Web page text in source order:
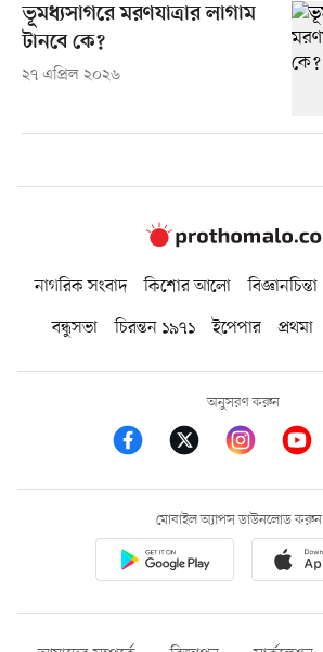
ভূমধ্যসাগরে মরণযাত্রার লাগাম
টানবে কে?
২৭ এপ্রিল ২০২৬
নাগরিক সংবাদ কিশোর আলো বিজ্ঞানচিন্তা
বন্ধুসভা
চিরন্তন ১৯৭১ ইপেপার প্রথমা
অনুসরণ করুন
মোবাইল অ্যাপস ডাউনলোড করুন